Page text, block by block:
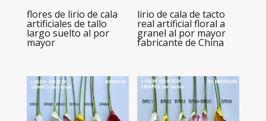
flores de lirio de cala
artificiales de tallo
largo suelto al por
mayor
lirio de cala de tacto
real artificial floral a
granel al por mayor
fabricante de China